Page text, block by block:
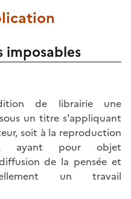
imposables
de librairie une
un titre s'appliquant
soit à la reproduction
ayant pour objet
de la pensée et
un travail